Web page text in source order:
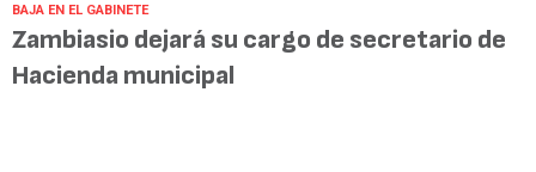
BAJA EN EL GABINETE
Zambiasio dejará su cargo de secretario de
Hacienda municipal